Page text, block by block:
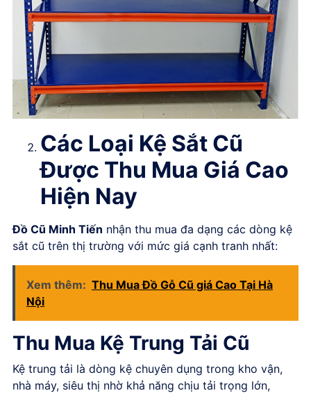
Các Loại Kệ Sắt Cũ
Được Thu Mua Giá Cao
Hiện Nay
Đồ Cũ Minh Tiến nhận thu mua đa dạng các dòng kệ
sắt cũ trên thị trường với mức giá cạnh tranh nhất:
Xem thêm: Thu Mua Đồ Gỗ Cũ giá Cao Tại Hà
Nội
Thu Mua Kệ Trung Tải Cũ
Kệ trung tải là dòng kệ chuyên dụng trong kho vận,
nhà máy, siêu thị nhờ khả năng chịu tải trọng lớn,